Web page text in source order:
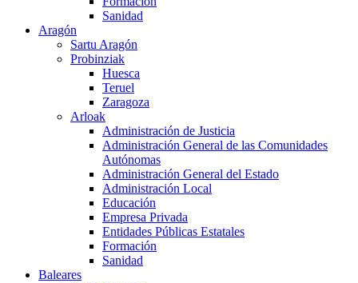
Sanidad
Aragón
Sartu Aragón
Probinziak
Huesca
Teruel
Zaragoza
Arloak
Administración de Justicia
Administración General de las Comunidades
Autónomas
Administración General del Estado
Administración Local
Educación
Empresa Privada
Entidades Públicas Estatales
Formación
Sanidad
Baleares